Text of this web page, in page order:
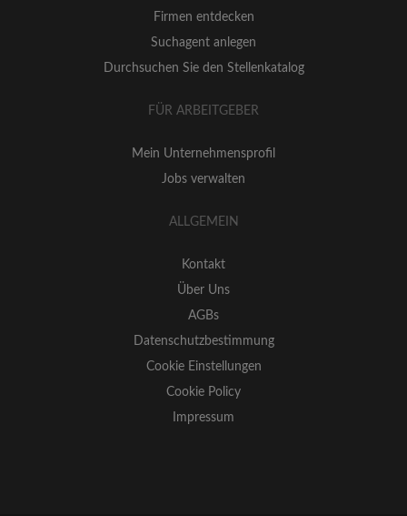
Firmen entdecken
Suchagent anlegen
Durchsuchen Sie den Stellenkatalog
FÜR ARBEITGEBER
Mein Unternehmensprofil
Jobs verwalten
ALLGEMEIN
Kontakt
Über Uns
AGBs
Datenschutzbestimmung
Cookie Einstellungen
Cookie Policy
Impressum